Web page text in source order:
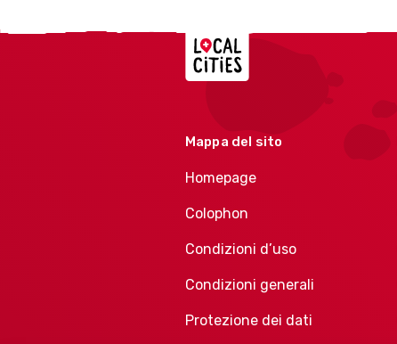
Localcities
Mappa del sito
Homepage
Colophon
Condizioni d’uso
Condizioni generali
Protezione dei dati